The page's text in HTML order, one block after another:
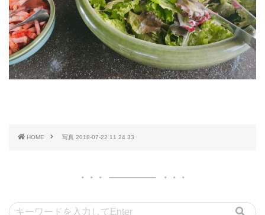
HOME 写真 2018-07-22 11 24 33